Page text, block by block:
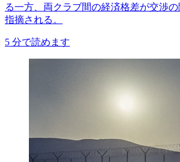
る一方、両クラブ間の経済格差が交渉
指摘される。
5 分で読めます